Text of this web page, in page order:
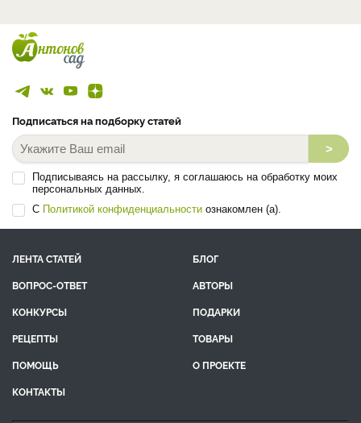
Подписаться на подборку статей
>
Подписываясь на рассылку, я соглашаюсь на обработку моих
персональных данных.
С Политикой конфиденциальности ознакомлен (а).
ЛЕНТА СТАТЕЙ
БЛОГ
ВОПРОС-ОТВЕТ
АВТОРЫ
КОНКУРСЫ
ПОДАРКИ
РЕЦЕПТЫ
ТОВАРЫ
ПОМОЩЬ
О ПРОЕКТЕ
КОНТАКТЫ